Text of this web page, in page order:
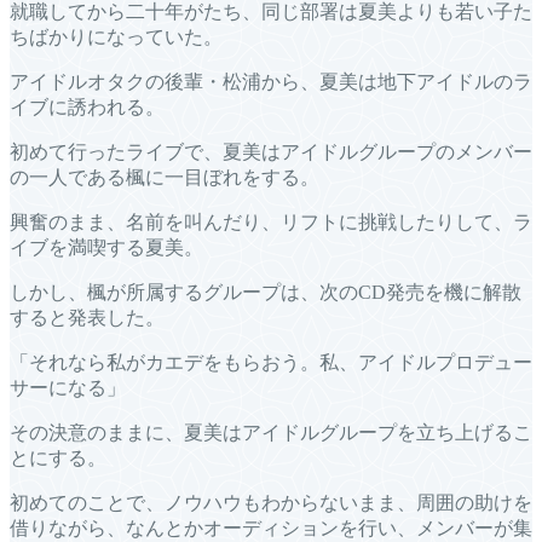
就職してから二十年がたち、同じ部署は夏美よりも若い子た
ちばかりになっていた。
アイドルオタクの後輩・松浦から、夏美は地下アイドルのラ
イブに誘われる。
初めて行ったライブで、夏美はアイドルグループのメンバー
の一人である楓に一目ぼれをする。
興奮のまま、名前を叫んだり、リフトに挑戦したりして、ラ
イブを満喫する夏美。
しかし、楓が所属するグループは、次のCD発売を機に解散
すると発表した。
「それなら私がカエデをもらおう。私、アイドルプロデュー
サーになる」
その決意のままに、夏美はアイドルグループを立ち上げるこ
とにする。
初めてのことで、ノウハウもわからないまま、周囲の助けを
借りながら、なんとかオーディションを行い、メンバーが集